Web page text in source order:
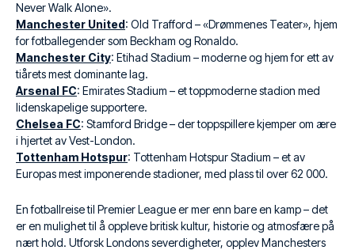
Never Walk Alone».
Manchester United: Old Trafford – «Drømmenes Teater», hjem
for fotballegender som Beckham og Ronaldo.
Manchester City: Etihad Stadium – moderne og hjem for ett av
tiårets mest dominante lag.
Arsenal FC: Emirates Stadium – et toppmoderne stadion med
lidenskapelige supportere.
Chelsea FC: Stamford Bridge – der toppspillere kjemper om ære
i hjertet av Vest-London.
Tottenham Hotspur: Tottenham Hotspur Stadium – et av
Europas mest imponerende stadioner, med plass til over 62 000.
En fotballreise til Premier League er mer enn bare en kamp – det
er en mulighet til å oppleve britisk kultur, historie og atmosfære på
nært hold. Utforsk Londons severdigheter, opplev Manchesters